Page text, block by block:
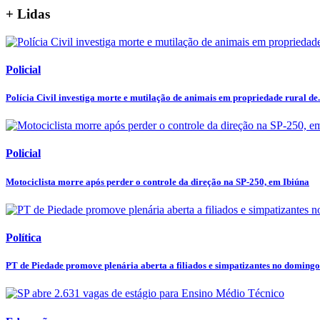
+ Lidas
Policial
Polícia Civil investiga morte e mutilação de animais em propriedade rural
Policial
Motociclista morre após perder o controle da direção na SP-250, em Ibiúna
Política
PT de Piedade promove plenária aberta a filiados e simpatizantes no domingo